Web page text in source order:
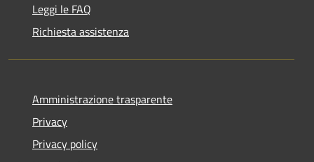
Leggi le FAQ
Richiesta assistenza
Amministrazione trasparente
Privacy
Privacy policy